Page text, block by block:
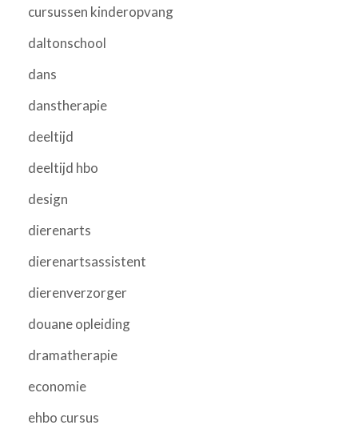
cursussen kinderopvang
daltonschool
dans
danstherapie
deeltijd
deeltijd hbo
design
dierenarts
dierenartsassistent
dierenverzorger
douane opleiding
dramatherapie
economie
ehbo cursus